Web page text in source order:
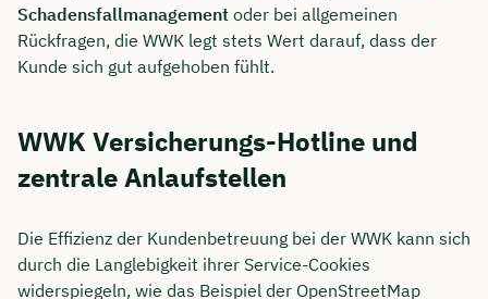
Schadensfallmanagement oder bei allgemeinen
Rückfragen, die WWK legt stets Wert darauf, dass der
Kunde sich gut aufgehoben fühlt.
WWK Versicherungs-Hotline und
zentrale Anlaufstellen
Die Effizienz der Kundenbetreuung bei der WWK kann sich
durch die Langlebigkeit ihrer Service-Cookies
widerspiegeln, wie das Beispiel der OpenStreetMap